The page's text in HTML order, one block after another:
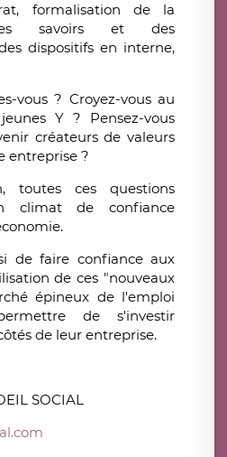
formalisation de la
savoirs et des
dispositifs en interne,
vous ? Croyez-vous au
Y ? Pensez-vous
créateurs de valeurs
entreprise ?
ces questions
climat de confiance
de faire confiance aux
de ces "nouveaux
épineux de l'emploi
de s'investir
de leur entreprise.
SOCIAL